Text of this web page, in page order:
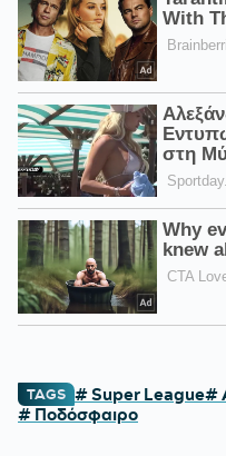
TAGS # Super League#
# Ποδόσφαιρο